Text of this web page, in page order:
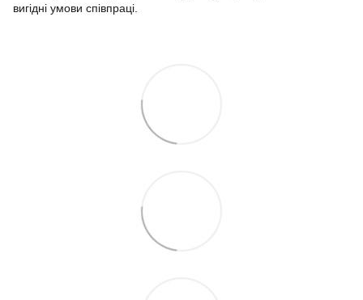
вигідні умови співпраці.